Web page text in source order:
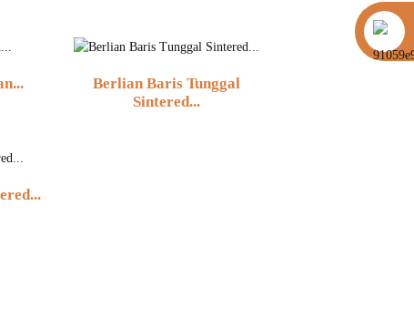
Berlian Baris Tunggal
Sintered...